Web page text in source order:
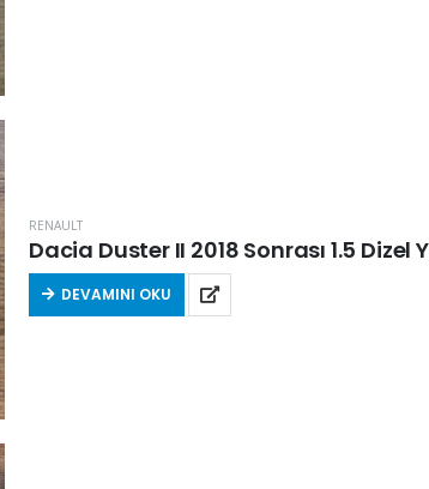
RENAULT
Dacia Duster II 2018 Sonrası 1.5 Dizel
DEVAMINI OKU